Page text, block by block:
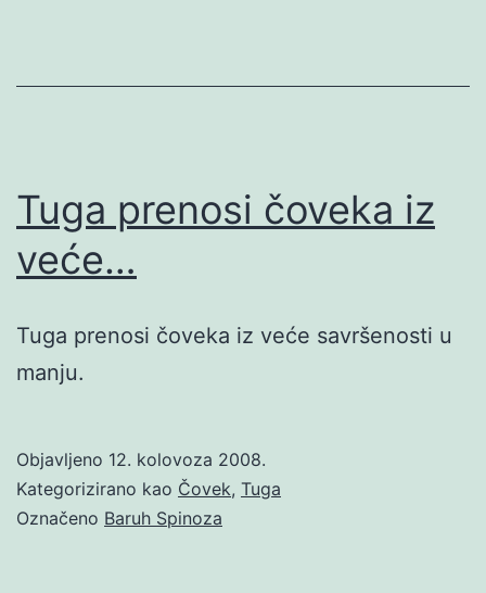
Tuga prenosi čoveka iz
veće…
Tuga prenosi čoveka iz veće savršenosti u
manju.
Objavljeno 12. kolovoza 2008.
Kategorizirano kao Čovek, Tuga
Označeno Baruh Spinoza